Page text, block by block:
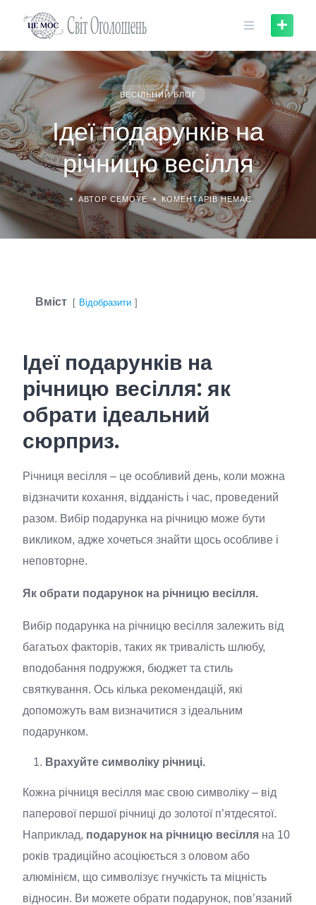
ВЕСІЛЬНИЙ БЛОГ
Ідеї подарунків на
річницю весілля
АВТОР CEMOYE КОМЕНТАРІВ НЕМАЄ
Вміст Відобразити
Ідеї подарунків на
річницю весілля: як
обрати ідеальний
сюрприз.
Річниця весілля – це особливий день, коли можна
відзначити кохання, відданість і час, проведений
разом. Вибір подарунка на річницю може бути
викликом, адже хочеться знайти щось особливе і
неповторне.
Як обрати подарунок на річницю весілля.
Вибір подарунка на річницю весілля залежить від
багатьох факторів, таких як тривалість шлюбу,
вподобання подружжя, бюджет та стиль
святкування. Ось кілька рекомендацій, які
допоможуть вам визначитися з ідеальним
подарунком.
Врахуйте символіку річниці.
Кожна річниця весілля має свою символіку – від
паперової першої річниці до золотої п’ятдесятої.
Наприклад, подарунок на річницю весілля на 10
років традиційно асоціюється з оловом або
алюмінієм, що символізує гнучкість та міцність
відносин. Ви можете обрати подарунок, пов’язаний